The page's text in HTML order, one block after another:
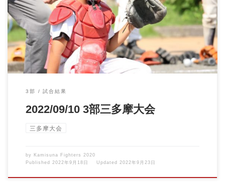
2022/09/10 3部三多摩大会 vs南町ファイターズ 三多摩大会2戦目
です […]
3部 試合結果
2022/09/10 3部三多摩大会
三多摩大会
by Kamisuna Fighters 2020
Published 2022年9月18日 Updated 2022年9月23日